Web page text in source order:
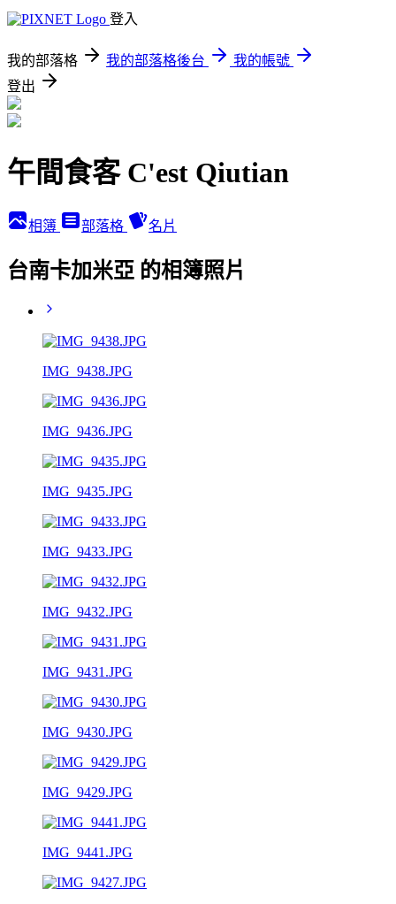
登入
我的部落格 我的部落格後台
我的帳號
登出
午間食客 C'est Qiutian
相簿 部落格 名片
台南卡加米亞 的相簿照片
IMG_9438.JPG
IMG_9436.JPG
IMG_9435.JPG
IMG_9433.JPG
IMG_9432.JPG
IMG_9431.JPG
IMG_9430.JPG
IMG_9429.JPG
IMG_9441.JPG